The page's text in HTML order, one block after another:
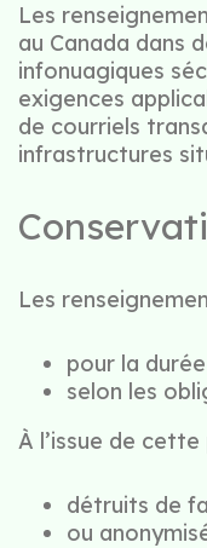
Les
au Canada dans
infonuagiques
exigences
de courriels
infrastructures
Les
pour la
selon les
À l’issue de
détruits de
ou